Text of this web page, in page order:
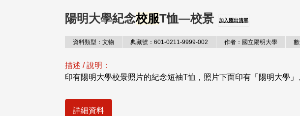
陽明大學紀念校服T恤—校景 加入匯出清單
資料類型：文物 典藏號：601-0211-9999-002 作者：國立陽明大學
描述 / 說明：
印有陽明大學校景照片的紀念短袖T恤，照片下面印有「陽明大學
詳細資料